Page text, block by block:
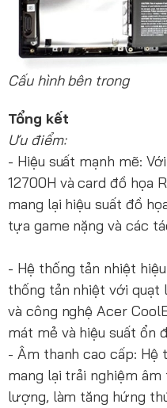
Cấu hình bên trong
Tổng kết
Ưu điểm:
- Hiệu suất mạnh mẽ:
12700H và card đồ họa
mang lại hiệu suất đồ
tựa game nặng và các
- Hệ thống tản nhiệt
thống tản nhiệt với quạt
và công nghệ Acer
mát mẻ và hiệu suất ổn
- Âm thanh cao cấp: Hệ
mang lại trải nghiệm
lượng, làm tăng hứng